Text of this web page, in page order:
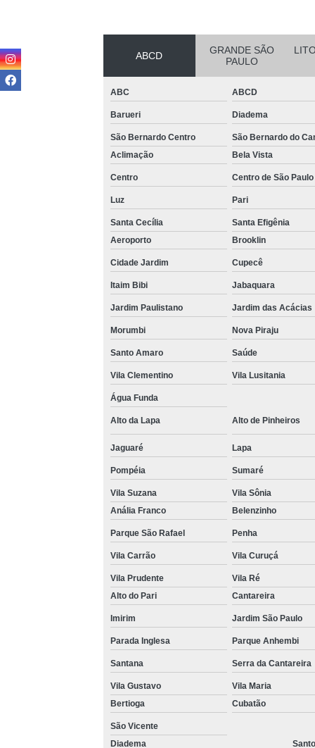
Multi
ABCD
GRANDE SÃO
PAULO
ABC ABCD
Barueri Diadema
São Bernardo Centro São Bernardo do
Aclimação
Bela Vista
Centro Centro de São Paulo
Luz Pari
Santa Cecília Santa Efigênia
Aeroporto
Brooklin
Cidade Jardim Cupecê
Itaim Bibi Jabaquara
Jardim Paulistano Jardim das Acácias
Morumbi Nova Piraju
Santo Amaro Saúde
Vila Clementino Vila Lusitania
Água Funda
Alto da Lapa Alto de Pinheiros
Jaguaré Lapa
Pompéia Sumaré
Vila Suzana Vila Sônia
Anália Franco
Belenzinho
Parque São Rafael Penha
Vila Carrão Vila Curuçá
Vila Prudente Vila Ré
Alto do Pari
Cantareira
Imirim Jardim São Paulo
Parada Inglesa Parque Anhembi
Santana Serra da Cantareira
Vila Gustavo Vila Maria
Bertioga
Cubatão
São Vicente
Diadema